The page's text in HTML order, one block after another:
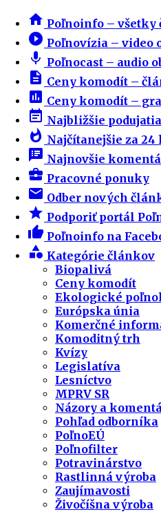
home Poľnoinfo – všetky
play_circle_filled Poľnovízia – video
mic Poľnocast – audio
description Ceny komodít –
insert_chart Ceny komodít –
event_note Najbližšie podujatia
whatshot Najčítanejšie za 24
speaker_notes Najnovšie
business_center Pracovné ponuky
email Odber nových
star Podporiť portál
thumb_up Poľnoinfo na
category Kategórie článkov
Biopalivá
Ceny komodít
Ekologické
Európska únia
Komerčné
Komoditný trh
Kvízy
Legislatíva
Lesníctvo
MPRV SR
Názory a
Pohľad odborníka
PoľnoEÚ
Poľnofilter
Potravinárstvo
Rastlinná výroba
Zaujímavosti
Živočíšna výroba